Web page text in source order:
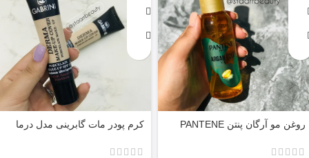
روغن مو آرگان پنتن PANTENE
کرم پودر مات گابرینی مدل درما